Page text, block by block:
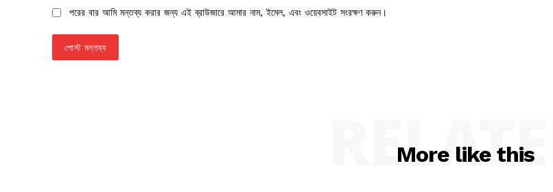
পরের বার আমি মন্তব্য করার জন্য এই ব্রাউজারে আমার নাম, ইমেল, এবং ওয়েবসাইট সংরক্ষণ করুন।
More like this
RELATED